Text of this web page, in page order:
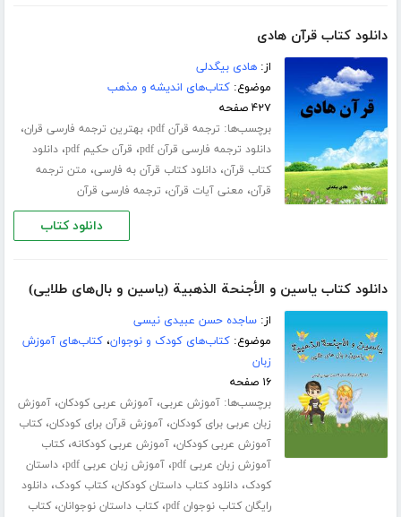
دانلود کتاب قرآن هادی
از:هادی بیگدلی
موضوع:کتاب‌های اندیشه و مذهب
۴۲۷ صفحه
برچسب‌ها: ترجمه قرآن pdf ،بهترین ترجمه فارسی قران،
دانلود ترجمه فارسی قرآن pdf ، قرآن حکیم pdf ،دانلود
کتاب قرآن،دانلود کتاب قرآن به فارسی، متن ترجمه
قرآن، معنی آیات قرآن، ترجمه فارسی قرآن
دانلود کتاب
دانلود کتاب یاسین و الأجنحة الذهبیة (یاسین و بال‌های طلایی)
از:ساجده حسن عبیدی نیسی
موضوع:کتاب‌های کودک و نوجوان،کتاب‌های آموزش
زبان
۱۶ صفحه
برچسب‌ها:آموزش عربی،آموزش عربی کودکان،آموزش
زبان عربی برای کودکان،آموزش قرآن برای کودکان،کتاب
آموزش عربی کودکان،آموزش عربی کودکانه،کتاب
آموزش زبان عربی pdf
،آموزش زبان عربی pdf ،داستان
کودک،دانلود کتاب داستان کودکان،کتاب کودک،دانلود
رایگان کتاب نوجوان pdf
،کتاب داستان نوجوانان،کتاب